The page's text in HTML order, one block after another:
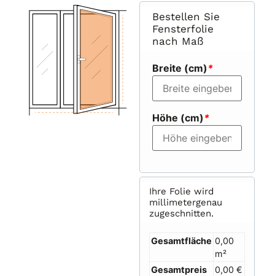
Bestellen Sie
Fensterfolie
nach Maß
Breite (cm) *
Höhe (cm) *
Ihre Folie wird
millimetergenau
zugeschnitten.
Gesamtfläche 0,00
m²
Gesamtpreis
0,00 €